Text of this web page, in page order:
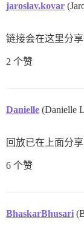
jaroslav.kovar
链接会在这里分享
2 个赞
Danielle (Danielle
回放已在上面分享
6 个赞
BhaskarBhusari